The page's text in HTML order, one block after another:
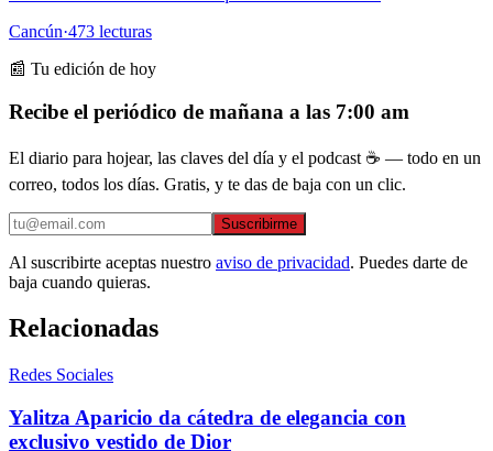
Cancún·473 lecturas
📰 Tu edición de hoy
Recibe el periódico de mañana a las 7:00 am
El diario para hojear, las claves del día y el podcast ☕ — todo en un
correo, todos los días. Gratis, y te das de baja con un clic.
Suscribirme
Al suscribirte aceptas nuestro aviso de privacidad. Puedes darte de
baja cuando quieras.
Relacionadas
Redes Sociales
Yalitza Aparicio da cátedra de elegancia con
exclusivo vestido de Dior